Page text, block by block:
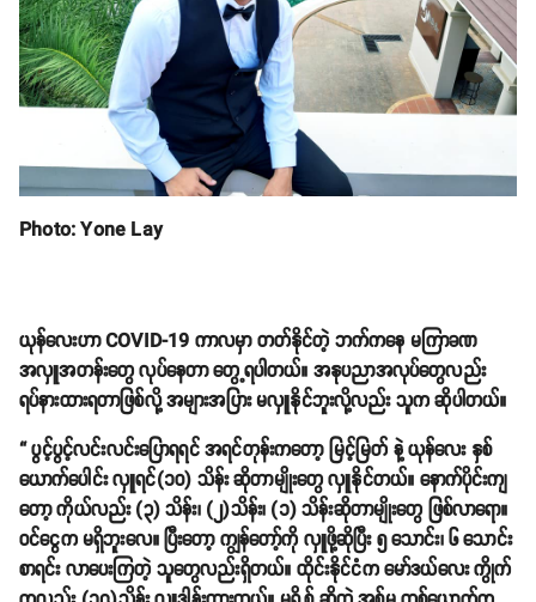
Photo: Yone Lay
ယုန်လေးဟာ COVID-19 ကာလမှာ တတ်နိုင်တဲ့ ဘက်ကနေ မကြာခဏ
အလှူအတန်းတွေ လုပ်နေတာ တွေ့ရပါတယ်။ အနုပညာအလုပ်တွေလည်း
ရပ်နားထားရတာဖြစ်လို့ အများအပြား မလှူနိုင်ဘူးလို့လည်း သူက ဆိုပါတယ်။
“ ပွင့်ပွင့်လင်းလင်းပြောရရင် အရင်တုန်းကတော့ မြင့်မြတ် နဲ့ ယုန်လေး နှစ်
ယောက်ပေါင်း လှူရင်(၁၀) သိန်း ဆိုတာမျိုးတွေ လှူနိုင်တယ်။ နောက်ပိုင်းကျ
တော့ ကိုယ်လည်း (၃) သိန်း၊ (၂)သိန်း၊ (၁) သိန်းဆိုတာမျိုးတွေ ဖြစ်လာရော။
ဝင်ငွေက မရှိဘူးလေ။ ပြီးတော့ ကျွန်တော့်ကို လှူဖို့ဆိုပြီး ၅ သောင်း၊ ၆ သောင်း
စာရင်း လာပေးကြတဲ့ သူတွေလည်းရှိတယ်။ ထိုင်းနိုင်ငံက မော်ဒယ်လေး ကွိုက်